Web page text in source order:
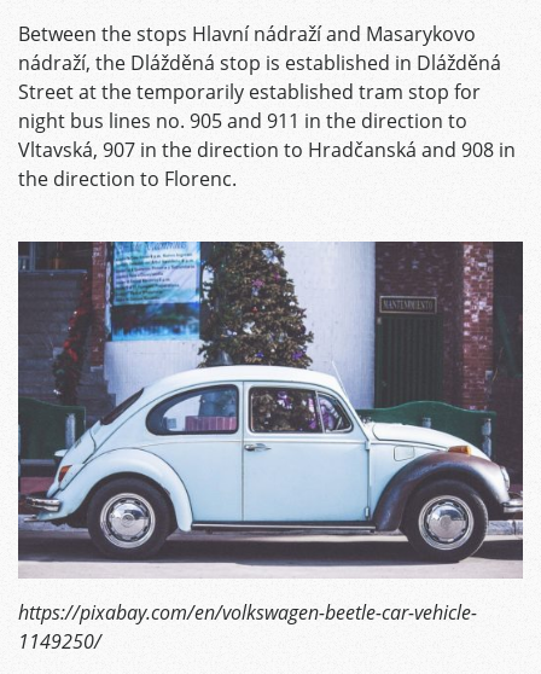
Between the stops Hlavní nádraží and Masarykovo
nádraží, the Dlážděná stop is established in Dlážděná
Street at the temporarily established tram stop for
night bus lines no. 905 and 911 in the direction to
Vltavská, 907 in the direction to Hradčanská and 908 in
the direction to Florenc.
https://pixabay.com/en/volkswagen-beetle-car-vehicle-
1149250/